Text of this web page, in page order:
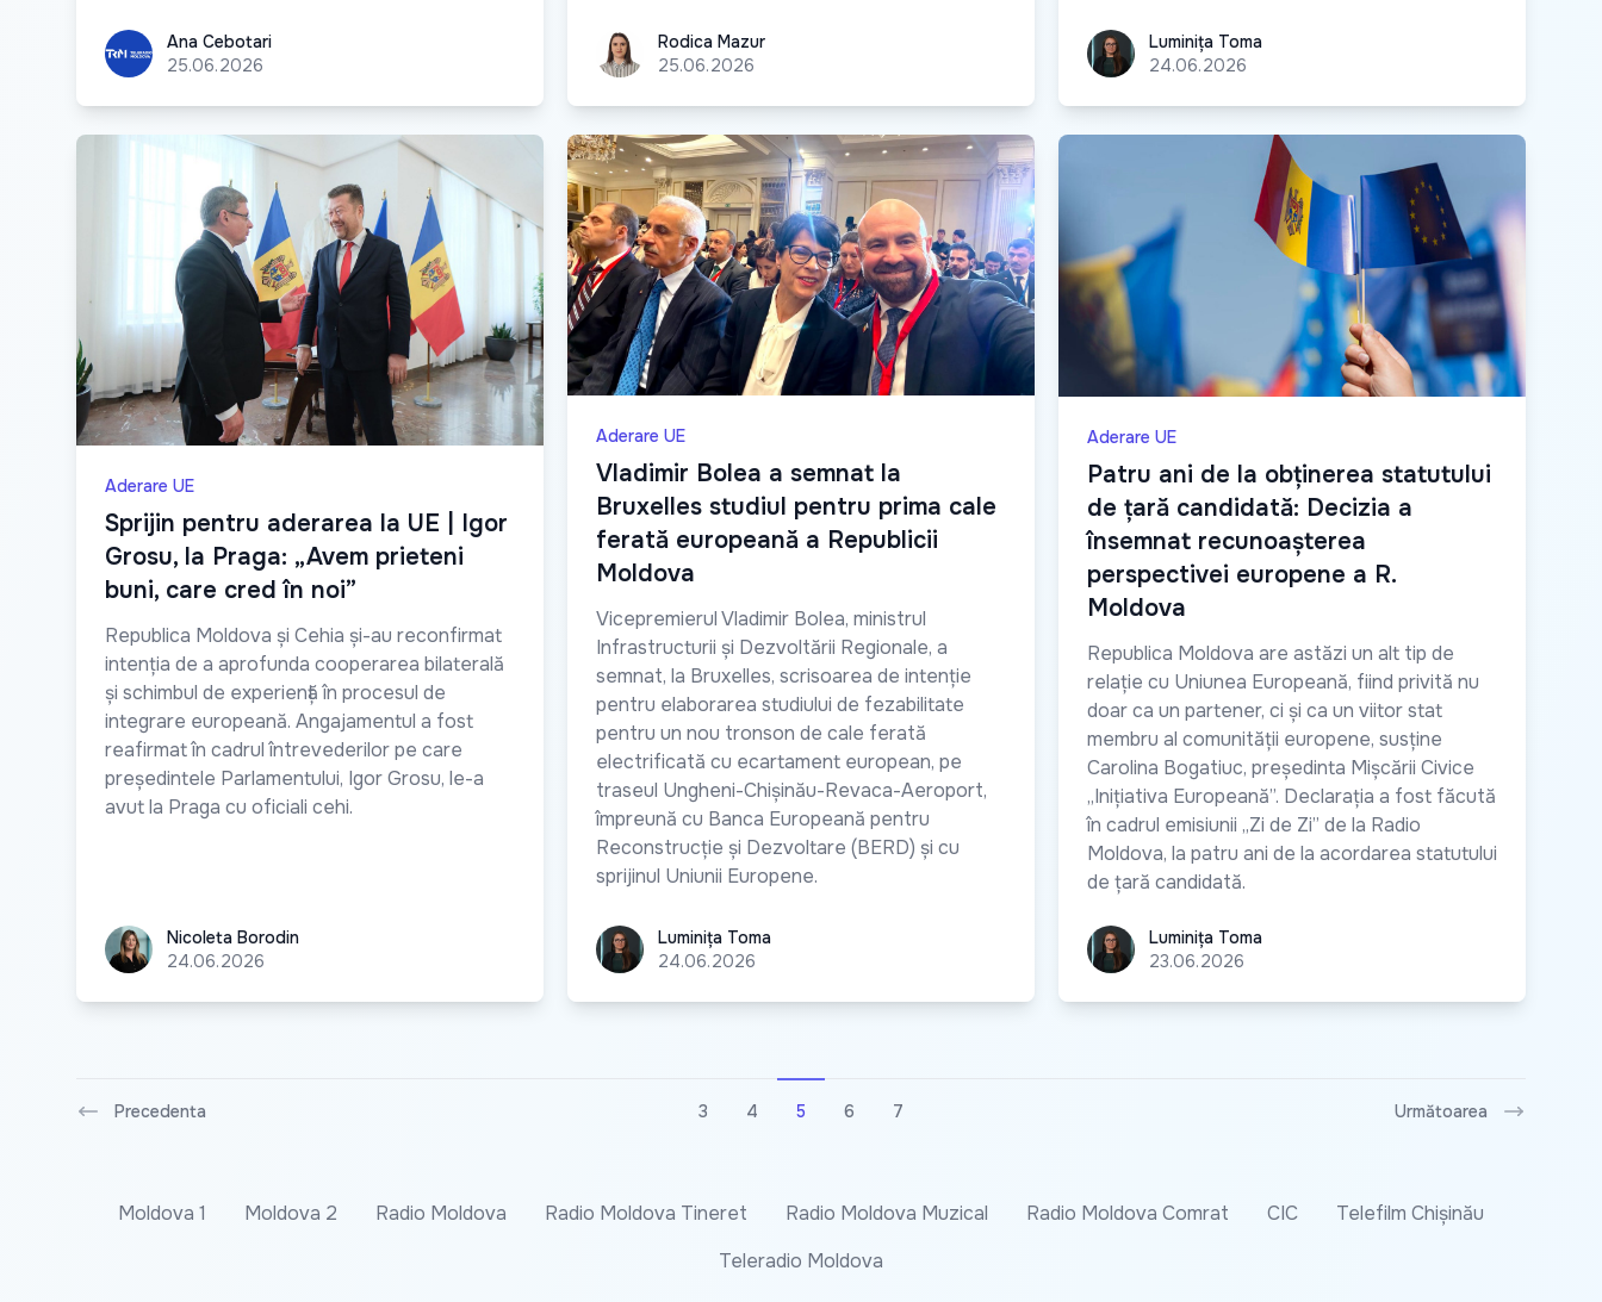
Ana CebotariAna Cebotari
25.06.2026
Rodica MazurRodica Mazur
25.06.2026
Luminița Toma
Luminița Toma
24.06.2026
Aderare UE
Sprijin pentru aderarea la UE | Igor
Grosu, la Praga: „Avem prieteni
buni, care cred în noi”
Republica Moldova și Cehia și-au reconfirmat
intenția de a aprofunda cooperarea bilaterală
și schimbul de experiență în procesul de
integrare europeană. Angajamentul a fost
reafirmat în cadrul întrevederilor pe care
președintele Parlamentului, Igor Grosu, le-a
avut la Praga cu oficiali cehi.
Nicoleta Borodin
Nicoleta Borodin
24.06.2026
Aderare UE
Vladimir Bolea a semnat la
Bruxelles studiul pentru prima cale
ferată europeană a Republicii
Moldova
Vicepremierul Vladimir Bolea, ministrul
Infrastructurii și Dezvoltării Regionale, a
semnat, la Bruxelles, scrisoarea de intenție
pentru elaborarea studiului de fezabilitate
pentru un nou tronson de cale ferată
electrificată cu ecartament european, pe
traseul Ungheni-Chișinău-Revaca-Aeroport,
împreună cu Banca Europeană pentru
Reconstrucție și Dezvoltare (BERD) și cu
sprijinul Uniunii Europene.
Luminița Toma
Luminița Toma
24.06.2026
Aderare UE
Patru ani de la obținerea statutului
de țară candidată: Decizia a
însemnat recunoașterea
perspectivei europene a R.
Moldova
Republica Moldova are astăzi un alt tip de
relație cu Uniunea Europeană, fiind privită nu
doar ca un partener, ci și ca un viitor stat
membru al comunității europene, susține
Carolina Bogatiuc, președinta Mișcării Civice
„Inițiativa Europeană”. Declarația a fost făcută
în cadrul emisiunii „Zi de Zi” de la Radio
Moldova, la patru ani de la acordarea statutului
de țară candidată.
Luminița Toma
Luminița Toma
23.06.2026
Precedenta 3 4 5 6 7 Următoarea
Moldova 1 Moldova 2 Radio Moldova Radio Moldova Tineret Radio Moldova Muzical Radio Moldova Comrat CIC
Telefilm Chișinău
Teleradio Moldova